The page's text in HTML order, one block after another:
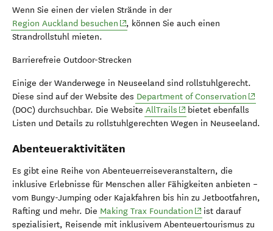
Wenn Sie einen der vielen Strände in der
Region Auckland besuchen (opens in new window)
, können Sie auch einen
Strandrollstuhl mieten.
Barrierefreie Outdoor-Strecken
Einige der Wanderwege in Neuseeland sind rollstuhlgerecht.
Diese sind auf der Website des Department of Conservation
(DOC) durchsuchbar. Die Website AllTrails (opens in new window)
bietet ebenfalls
Listen und Details zu rollstuhlgerechten Wegen in Neuseeland.
Abenteueraktivitäten
Es gibt eine Reihe von Abenteuerreiseveranstaltern, die
inklusive Erlebnisse für Menschen aller Fähigkeiten anbieten –
vom Bungy-Jumping oder Kajakfahren bis hin zu Jetbootfahren,
Rafting und mehr. Die Making Trax Foundation (opens in new
ist darauf
spezialisiert, Reisende mit inklusivem Abenteuertourismus zu